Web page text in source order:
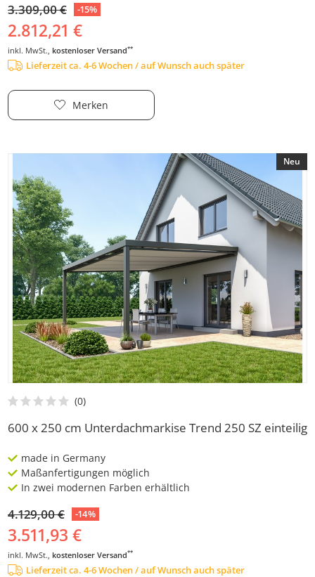
3.309,00 € -15%
2.812,21 €
inkl. MwSt., kostenloser Versand**
Lieferzeit ca. 4-6 Wochen / auf Wunsch auch später
Merken
Neu
600 x 250 cm Unterdachmarkise Trend 250 SZ einteilig
made in Germany
Maßanfertigungen möglich
In zwei modernen Farben erhältlich
4.129,00 € -14%
3.511,93 €
inkl. MwSt., kostenloser Versand**
Lieferzeit ca. 4-6 Wochen / auf Wunsch auch später